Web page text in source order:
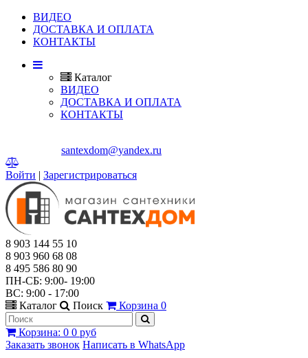
ВИДЕО
ДОСТАВКА И ОПЛАТА
КОНТАКТЫ
Каталог
ВИДЕО
ДОСТАВКА И ОПЛАТА
КОНТАКТЫ
santexdom@yandex.ru
Войти | Зарегистрироваться
8 903 144 55 10
8 903 960 68 08
8 495 586 80 90
ПН-СБ: 9:00- 19:00
ВС: 9:00 - 17:00
Каталог
Поиск Корзина 0
Корзина: 0 0 руб
Заказать звонок Написать в WhatsApp